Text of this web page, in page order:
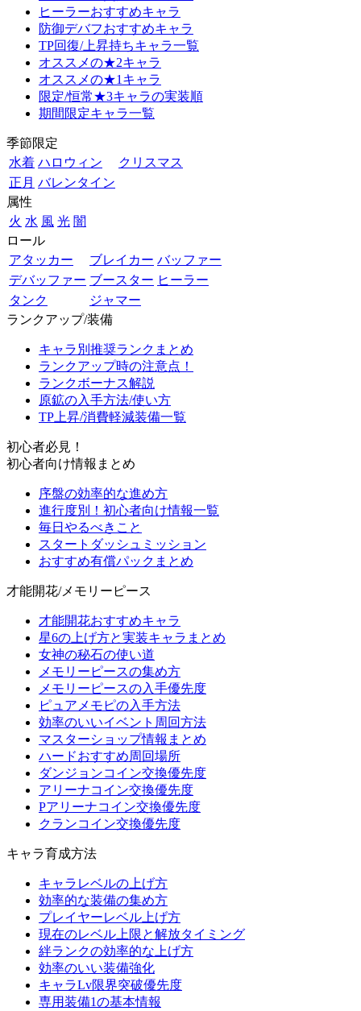
ヒーラーおすすめキャラ
防御デバフおすすめキャラ
TP回復/上昇持ちキャラ一覧
オススメの★2キャラ
オススメの★1キャラ
限定/恒常★3キャラの実装順
期間限定キャラ一覧
季節限定
水着 ハロウィン
クリスマス
正月 バレンタイン
属性
火 水 風 光 闇
ロール
アタッカー
ブレイカー バッファー
デバッファー ブースター ヒーラー
タンク
ジャマー
ランクアップ/装備
キャラ別推奨ランクまとめ
ランクアップ時の注意点！
ランクボーナス解説
原鉱の入手方法/使い方
TP上昇/消費軽減装備一覧
初心者必見！
初心者向け情報まとめ
序盤の効率的な進め方
進行度別！初心者向け情報一覧
毎日やるべきこと
スタートダッシュミッション
おすすめ有償パックまとめ
才能開花/メモリーピース
才能開花おすすめキャラ
星6の上げ方と実装キャラまとめ
女神の秘石の使い道
メモリーピースの集め方
メモリーピースの入手優先度
ピュアメモピの入手方法
効率のいいイベント周回方法
マスターショップ情報まとめ
ハードおすすめ周回場所
ダンジョンコイン交換優先度
アリーナコイン交換優先度
Pアリーナコイン交換優先度
クランコイン交換優先度
キャラ育成方法
キャラレベルの上げ方
効率的な装備の集め方
プレイヤーレベル上げ方
現在のレベル上限と解放タイミング
絆ランクの効率的な上げ方
効率のいい装備強化
キャラLv限界突破優先度
専用装備1の基本情報